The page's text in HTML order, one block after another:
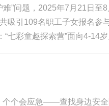
问题，2025年7月21日至
吸引109名职工子女报名参
彩童趣探索营”面向4-14岁
个会应急——查找身边安全